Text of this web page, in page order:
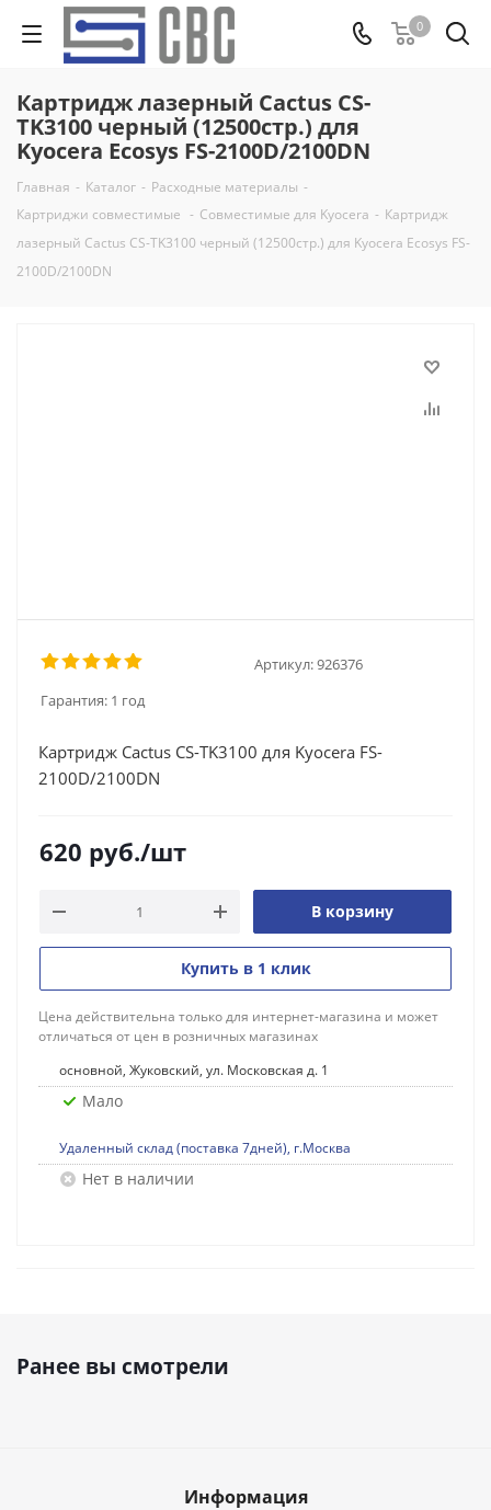
0
Картридж лазерный Cactus CS-
TK3100 черный (12500стр.) для
Kyocera Ecosys FS-2100D/2100DN
Главная - Каталог - Расходные материалы -
Картриджи совместимые - Совместимые для Kyocera - Картридж
лазерный Cactus CS-TK3100 черный (12500стр.) для Kyocera Ecosys FS-
2100D/2100DN
Артикул:926376
Гарантия: 1 год
Картридж Cactus CS-TK3100 для Kyocera FS-
2100D/2100DN
620 руб./шт
В корзину
Купить в 1 клик
Цена действительна только для интернет-магазина и может
отличаться от цен в розничных магазинах
основной, Жуковский, ул. Московская д. 1
Мало
Удаленный склад (поставка 7дней), г.Москва
Нет в наличии
Ранее вы смотрели
Информация